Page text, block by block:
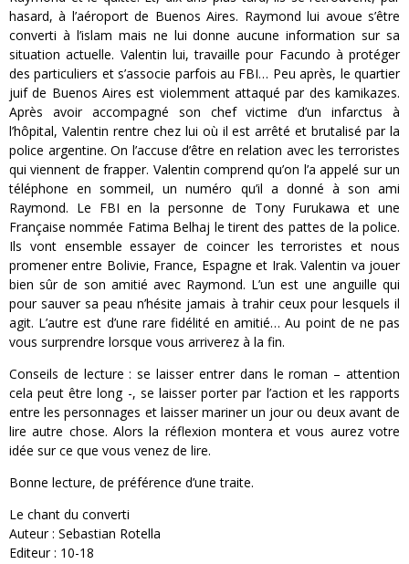
hasard, à l’aéroport de Buenos Aires. Raymond lui avoue s’être
converti à l’islam mais ne lui donne aucune information sur sa
situation actuelle. Valentin lui, travaille pour Facundo à protéger
des particuliers et s’associe parfois au FBI… Peu après, le quartier
juif de Buenos Aires est violemment attaqué par des kamikazes.
Après avoir accompagné son chef victime d’un infarctus à
l’hôpital, Valentin rentre chez lui où il est arrêté et brutalisé par la
police argentine. On l’accuse d’être en relation avec les terroristes
qui viennent de frapper. Valentin comprend qu’on l’a appelé sur un
téléphone en sommeil, un numéro qu’il a donné à son ami
Raymond. Le FBI en la personne de Tony Furukawa et une
Française nommée Fatima Belhaj le tirent des pattes de la police.
Ils vont ensemble essayer de coincer les terroristes et nous
promener entre Bolivie, France, Espagne et Irak. Valentin va jouer
bien sûr de son amitié avec Raymond. L’un est une anguille qui
pour sauver sa peau n’hésite jamais à trahir ceux pour lesquels il
agit. L’autre est d’une rare fidélité en amitié… Au point de ne pas
vous surprendre lorsque vous arriverez à la fin.
Conseils de lecture : se laisser entrer dans le roman – attention
cela peut être long -, se laisser porter par l’action et les rapports
entre les personnages et laisser mariner un jour ou deux avant de
lire autre chose. Alors la réflexion montera et vous aurez votre
idée sur ce que vous venez de lire.
Bonne lecture, de préférence d’une traite.
Le chant du converti
Auteur : Sebastian Rotella
Editeur : 10-18